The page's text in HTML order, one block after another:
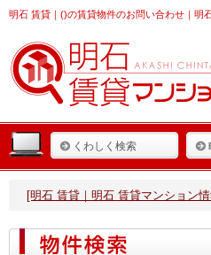
明石 賃貸 ｜()の賃貸物件のお問い合わせ｜明
くわしく検索
[明石 賃貸｜明石 賃貸マンション